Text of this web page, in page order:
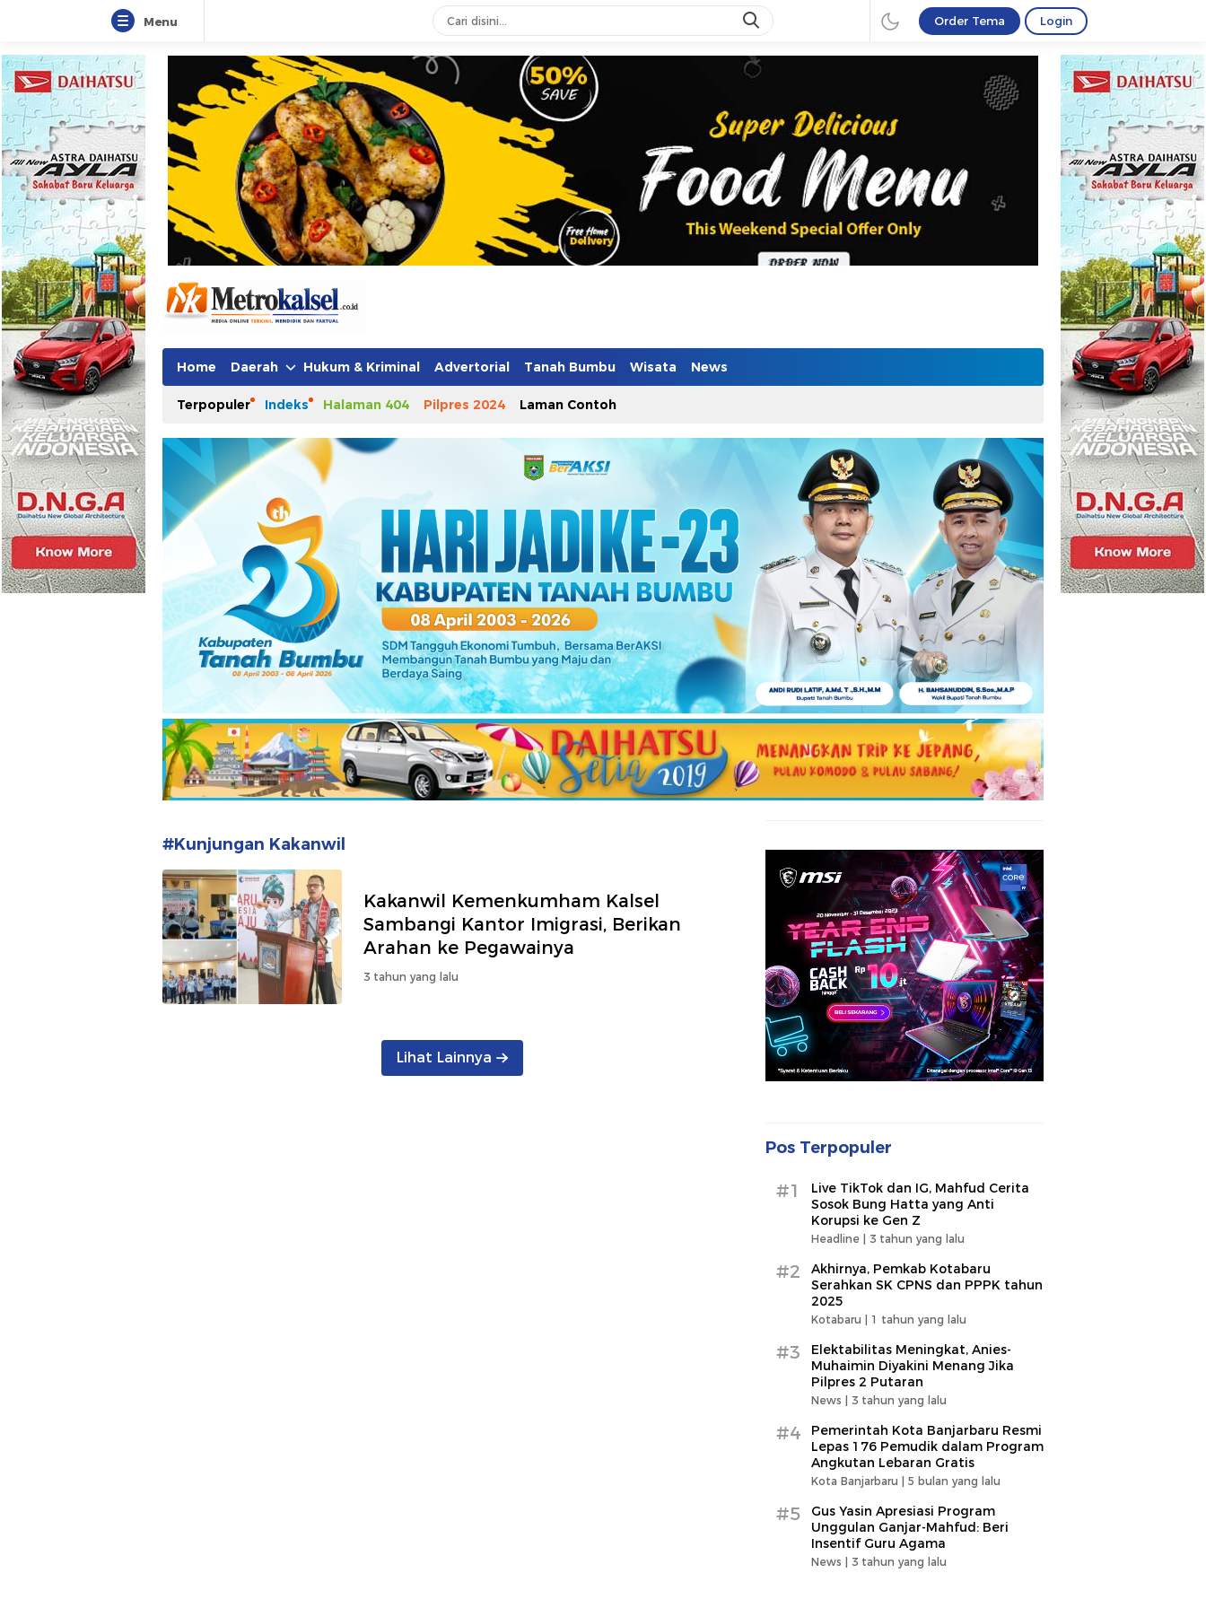
Menu Order Tema Login
Metro Kalsel
Media Online Terkini, Faktual dan Mendidik
Home Daerah Hukum & Kriminal Advertorial Tanah Bumbu Wisata News
Terpopuler Indeks Halaman 404 Pilpres 2024 Laman Contoh
#Kunjungan Kakanwil
Kakanwil Kemenkumham Kalsel
Sambangi Kantor Imigrasi, Berikan
Arahan ke Pegawainya
3 tahun yang lalu
Lihat Lainnya
Pos Terpopuler
#1
Live TikTok dan IG, Mahfud Cerita
Sosok Bung Hatta yang Anti
Korupsi ke Gen Z
Headline | 3 tahun yang lalu
#2
Akhirnya, Pemkab Kotabaru
Serahkan SK CPNS dan PPPK tahun
2025
Kotabaru | 1 tahun yang lalu
#3
Elektabilitas Meningkat, Anies-
Muhaimin Diyakini Menang Jika
Pilpres 2 Putaran
News | 3 tahun yang lalu
#4
Pemerintah Kota Banjarbaru Resmi
Lepas 176 Pemudik dalam Program
Angkutan Lebaran Gratis
Kota Banjarbaru | 5 bulan yang lalu
#5
Gus Yasin Apresiasi Program
Unggulan Ganjar-Mahfud: Beri
Insentif Guru Agama
News | 3 tahun yang lalu